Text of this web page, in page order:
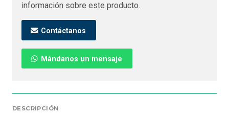
información sobre este producto.
Contáctanos
Mándanos un mensaje
DESCRIPCIÓN